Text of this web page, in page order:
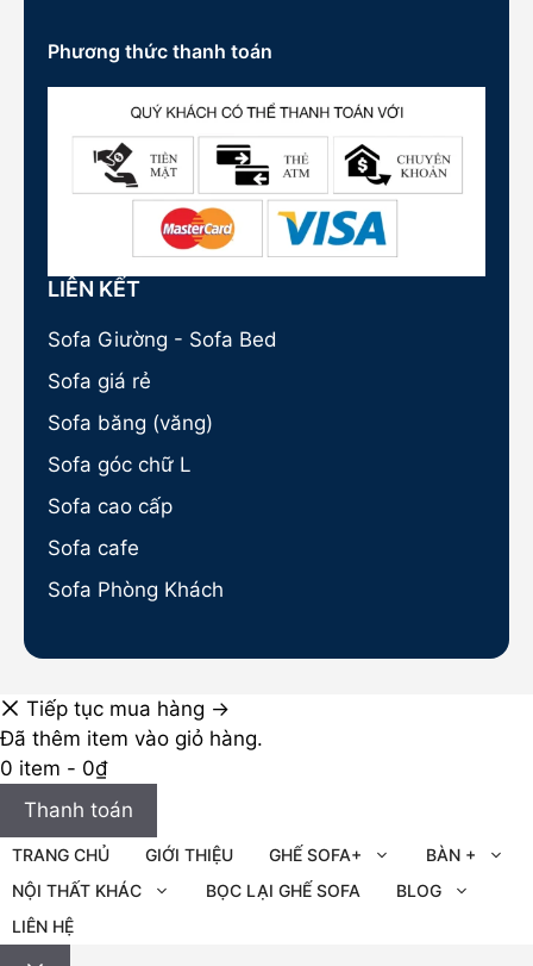
Phương thức thanh toán
LIÊN KẾT
Sofa Giường - Sofa Bed
Sofa giá rẻ
Sofa băng (văng)
Sofa góc chữ L
Sofa cao cấp
Sofa cafe
Sofa Phòng Khách
Tiếp tục mua hàng →
Đã thêm item vào giỏ hàng.
0 item - 0₫
Thanh toán
TRANG CHỦ GIỚI THIỆU GHẾ SOFA+
BÀN +
NỘI THẤT KHÁC
BỌC LẠI GHẾ SOFA
BLOG
LIÊN HỆ